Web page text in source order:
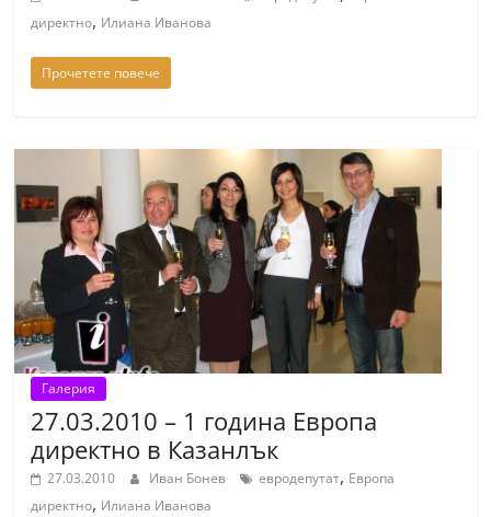
r
y
-
a
z
a
n
a
.
o
m
директно, Илиана Иванова
Прочетете повече
Галерия
27.03.2010 – 1 година Европа
директно в Казанлък
27.03.2010 Иван Бонев евродепутат, Европа
директно, Илиана Иванова